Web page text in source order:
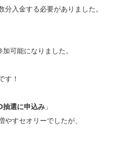
分入金する必要がありました。
加可能になりました。
す！
抽選に申込み 」
すセオリーでしたが、